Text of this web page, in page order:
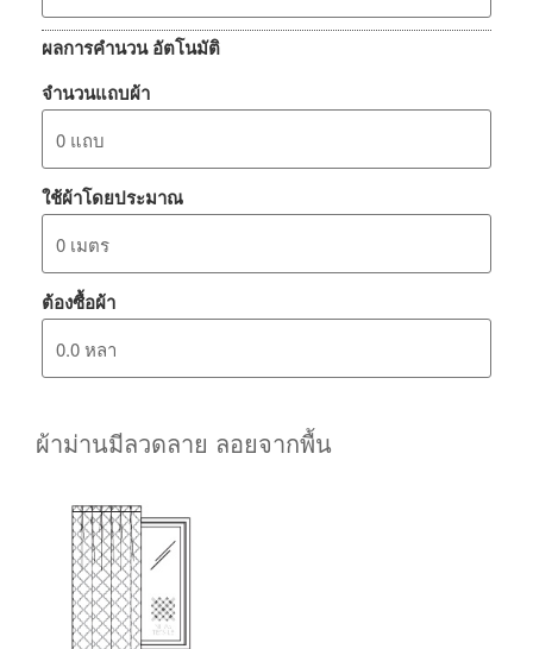
ผลการคำนวน อัตโนมัติ
จำนวนแถบผ้า
ใช้ผ้าโดยประมาณ
ต้องซื้อผ้า
ผ้าม่านมีลวดลาย ลอยจากพื้น